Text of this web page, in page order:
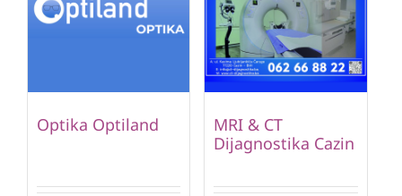
Optika Optiland
MRI & CT
Dijagnostika Cazin